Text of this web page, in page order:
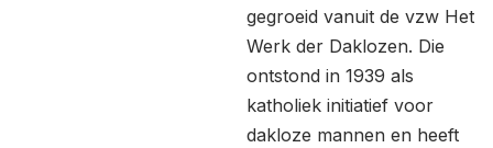
gegroeid vanuit de vzw Het
Werk der Daklozen. Die
ontstond in 1939 als
katholiek initiatief voor
dakloze mannen en heeft